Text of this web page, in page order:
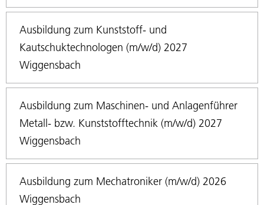
Ausbildung zum Kunststoff- und
Kautschuktechnologen (m/w/d) 2027
Wiggensbach
Ausbildung zum Maschinen- und Anlagenführer
Metall- bzw. Kunststofftechnik (m/w/d) 2027
Wiggensbach
Ausbildung zum Mechatroniker (m/w/d) 2026
Wiggensbach